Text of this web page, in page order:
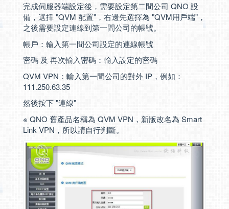
完成伺服器端設定後，需要設定第二間公司 QNO 設
備，選擇 "QVM 配置"，右邊先選擇為 "QVM用戶端"，
之後需要設定連線到第一間公司的帳號。
帳戶：輸入第一間公司設定的連線帳號
密碼 及 再次輸入密碼：輸入設定的密碼
QVM VPN：輸入第一間公司的對外 IP，例如：
111.250.63.35
然後按下 "連線"
※ QNO 舊產品名稱為 QVM VPN，新版改名為 Smart
Link VPN，所以請自行判斷。